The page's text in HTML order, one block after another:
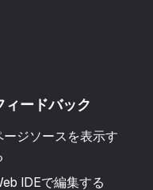
ィードバック
ージソースを表示す
IDEで編集する